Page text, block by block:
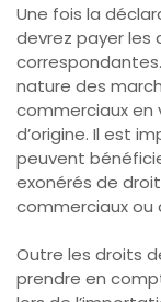
Une fois la
devrez payer les
nature des
commerciaux en
d’origine. Il est
peuvent
exonérés de
commerciaux ou
Outre les droits
prendre en